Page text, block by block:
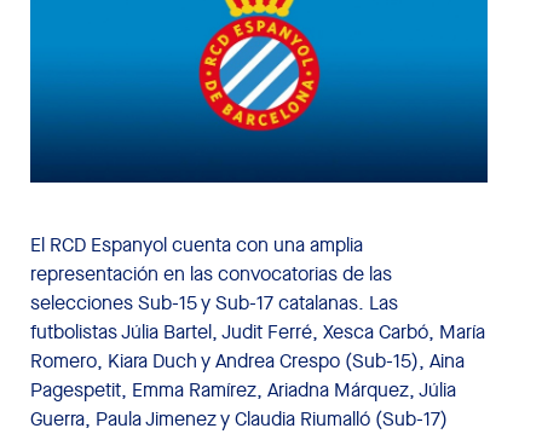
El RCD Espanyol cuenta con una amplia
representación en las convocatorias de las
selecciones Sub-15 y Sub-17 catalanas. Las
futbolistas Júlia Bartel, Judit Ferré, Xesca Carbó, María
Romero, Kiara Duch y Andrea Crespo (Sub-15), Aina
Pagespetit, Emma Ramírez, Ariadna Márquez, Júlia
Guerra, Paula Jimenez y Claudia Riumalló (Sub-17)